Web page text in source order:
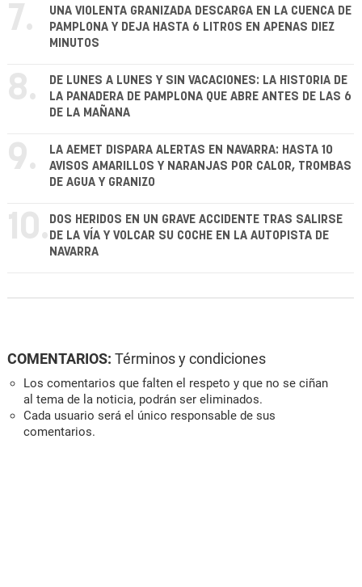
7.
UNA VIOLENTA GRANIZADA DESCARGA EN LA CUENCA DE
PAMPLONA Y DEJA HASTA 6 LITROS EN APENAS DIEZ
MINUTOS
8.
DE LUNES A LUNES Y SIN VACACIONES: LA HISTORIA DE
LA PANADERA DE PAMPLONA QUE ABRE ANTES DE LAS 6
DE LA MAÑANA
9.
LA AEMET DISPARA ALERTAS EN NAVARRA: HASTA 10
AVISOS AMARILLOS Y NARANJAS POR CALOR, TROMBAS
DE AGUA Y GRANIZO
10. DOS HERIDOS EN UN GRAVE ACCIDENTE TRAS SALIRSE
DE LA VÍA Y VOLCAR SU COCHE EN LA AUTOPISTA DE
NAVARRA
COMENTARIOS: Términos y condiciones
Los comentarios que falten el respeto y que no se ciñan
al tema de la noticia, podrán ser eliminados.
Cada usuario será el único responsable de sus
comentarios.